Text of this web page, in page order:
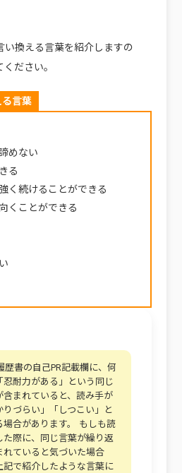
い換える言葉を紹介しますの
ださい。
る言葉
めない
る
く続けることができる
くことができる
歴書の自己PR記載欄に、何
忍耐力がある」という同じ
含まれていると、読み手が
りづらい」「しつこい」と
場合があります。 もしも読
た際に、同じ言葉が繰り返
れていると気づいた場合
記で紹介したような言葉に